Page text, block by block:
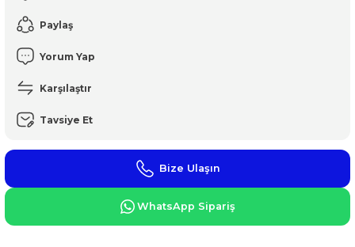
Paylaş
Yorum Yap
Karşılaştır
Tavsiye Et
Bize Ulaşın
WhatsApp Sipariş